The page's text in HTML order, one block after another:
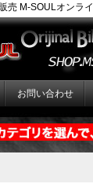
売 M-SOULオンラ
お問い合わせ